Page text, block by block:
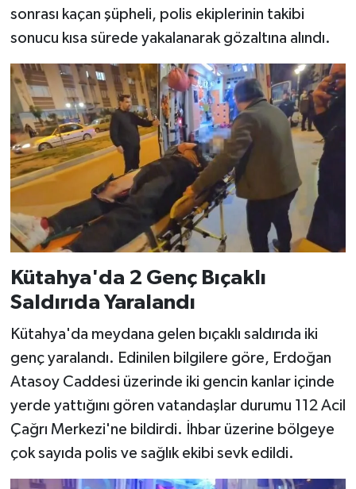
sonrası kaçan şüpheli, polis ekiplerinin takibi
sonucu kısa sürede yakalanarak gözaltına alındı.
Kütahya'da 2 Genç Bıçaklı
Saldırıda Yaralandı
Kütahya'da meydana gelen bıçaklı saldırıda iki
genç yaralandı. Edinilen bilgilere göre, Erdoğan
Atasoy Caddesi üzerinde iki gencin kanlar içinde
yerde yattığını gören vatandaşlar durumu 112 Acil
Çağrı Merkezi'ne bildirdi. İhbar üzerine bölgeye
çok sayıda polis ve sağlık ekibi sevk edildi.
Spor
Vasıta
Vefat Haberleri
Yaşam